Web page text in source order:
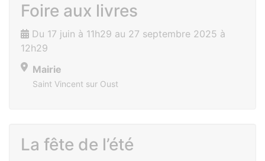
Foire aux livres
Du 17 juin à 11h29 au 27 septembre 2025 à
12h29
Mairie
Saint Vincent sur Oust
La fête de l’été